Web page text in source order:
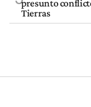
presunto
Tierras